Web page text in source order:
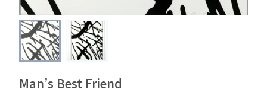
Man’s Best Friend